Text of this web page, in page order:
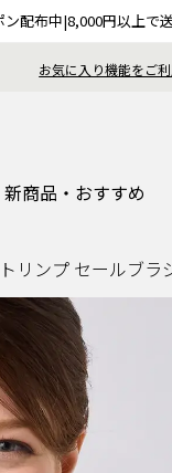
ン配布中|8,000円以上で
お気に入り機能をご
新商品・おすすめ
トリンプ セールブラ